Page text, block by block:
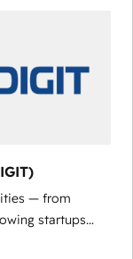
— from
startups
scale